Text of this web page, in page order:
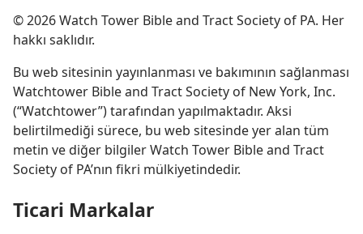
©2026Watch Tower Bible and Tract Society of PA. Her
hakkı saklıdır.
Bu web sitesinin yayınlanması ve bakımının sağlanması
Watchtower Bible and Tract Society of New York, Inc.
(“Watchtower”) tarafından yapılmaktadır. Aksi
belirtilmediği sürece, bu web sitesinde yer alan tüm
metin ve diğer bilgiler Watch Tower Bible and Tract
Society of PA’nın fikri mülkiyetindedir.
Ticari Markalar